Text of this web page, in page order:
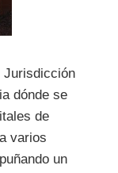
Jurisdicción
dónde se
de
varios
un